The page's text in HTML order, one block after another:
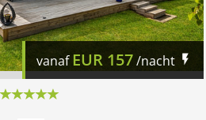
vanaf EUR 157/nacht